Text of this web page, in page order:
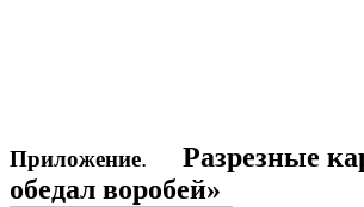
Приложение. Разрезные
обедал воробей»